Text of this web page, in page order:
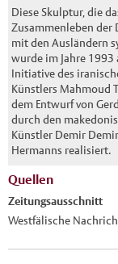
Diese Skulptur, die
Zusammenleben der
mit den Ausländern
wurde im Jahre 1993
Initiative des
Künstlers Mahmoud
dem Entwurf von
durch den
Künstler Demir
Hermanns realisiert.
Quellen
Zeitungsausschnitt
Westfälische